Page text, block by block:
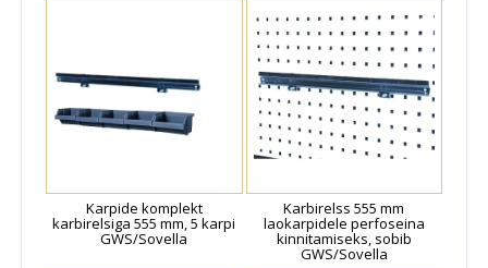
Karpide komplekt
karbirelsiga 555 mm, 5 karpi
GWS/Sovella
Karbirelss 555 mm
laokarpidele perfoseina
kinnitamiseks, sobib
GWS/Sovella